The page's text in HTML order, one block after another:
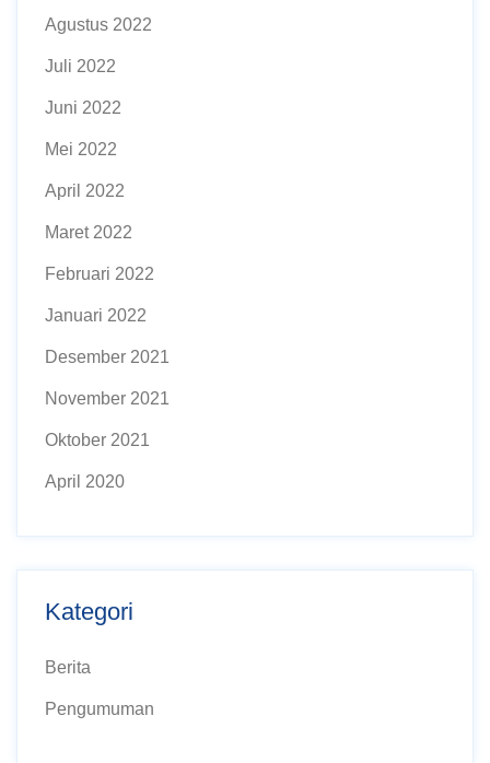
Agustus 2022
Juli 2022
Juni 2022
Mei 2022
April 2022
Maret 2022
Februari 2022
Januari 2022
Desember 2021
November 2021
Oktober 2021
April 2020
Kategori
Berita
Pengumuman